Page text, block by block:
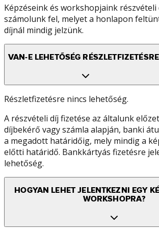
Képzéseink és workshopjaink részvételi
számolunk fel, melyet a honlapon
díjnál mindig jelzünk.
VAN-E LEHETŐSÉG
Részletfizetésre nincs lehetőség.
A részvételi díj fizetése az általunk
díjbekérő vagy számla alapján, banki
a megadott határidőig, mely mindig a
előtti határidő. Bankkártyás fizetésre
lehetőség.
HOGYAN LEHET JELENTKEZNI EGY
WORKSHOPRA?